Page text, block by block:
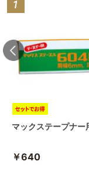
マックステープナー
￥640